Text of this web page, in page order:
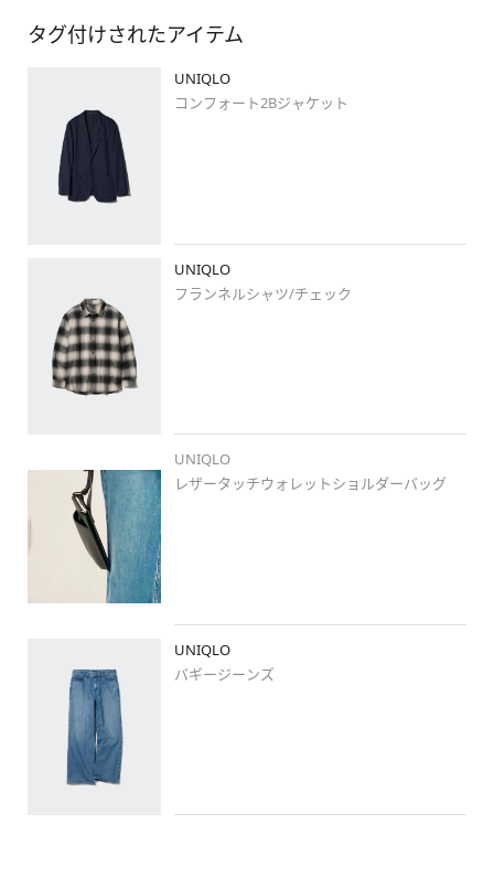
#フランネルチェックシャツ
#コンフォート2bジャケット
#stylehintstaff
#weeklystylehint
#秋冬コーデ
#秋冬ミックス
#秋コーデ
#シャツコーデ
#ジェンダーレス
#ジーンズ
#ワイドパンツ
#骨格ウェーブ
#楽ちんコーデ
#プチプラコーデ
#シンプルコーデ
#ユニクロ昭島モリタウン
#昭島
#昭島モリタウン
タグ付けされたアイテム
UNIQLO
コンフォート2Bジャケット
UNIQLO
フランネルシャツ/チェック
UNIQLO
レザータッチウォレットショルダーバッグ
UNIQLO
バギージーンズ